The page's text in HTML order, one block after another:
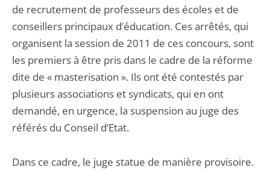
de recrutement de professeurs des écoles et de
conseillers principaux d’éducation. Ces arrêtés, qui
organisent la session de 2011 de ces concours, sont
les premiers à être pris dans le cadre de la réforme
dite de « masterisation ». Ils ont été contestés par
plusieurs associations et syndicats, qui en ont
demandé, en urgence, la suspension au juge des
référés du Conseil d’Etat.
Dans ce cadre, le juge statue de manière provisoire.